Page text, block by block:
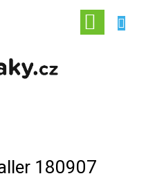
KOŠÍK
180907